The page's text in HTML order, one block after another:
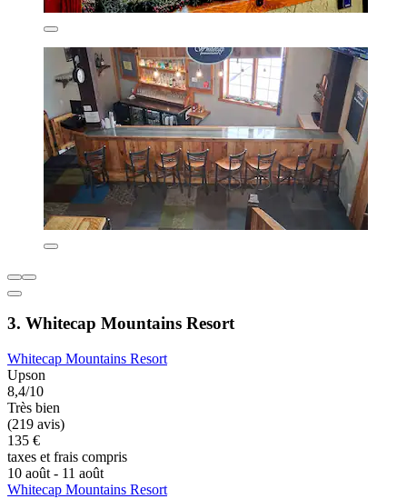
3. Whitecap Mountains Resort
Whitecap Mountains Resort
Upson
8,4/10
Très bien
(219 avis)
135 €
taxes et frais compris
10 août - 11 août
Whitecap Mountains Resort